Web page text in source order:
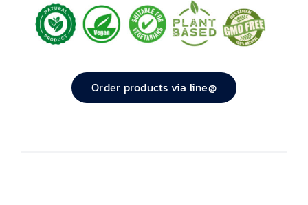
Order products via line@